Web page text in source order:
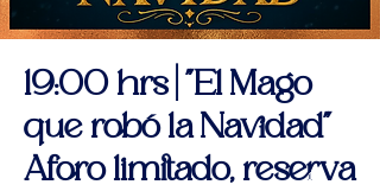
19:00 hrs | "El Mago
que robó la Navidad"
Aforo limitado, reserva